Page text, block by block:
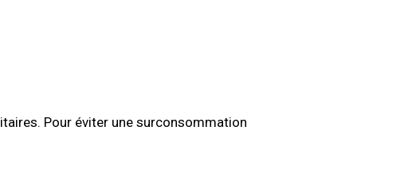
Pour éviter une surconsommation